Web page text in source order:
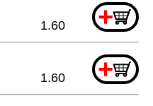
+
1.60
+
1.60